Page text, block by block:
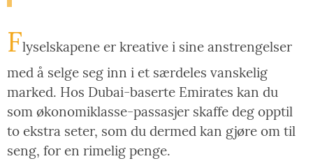
Flyselskapene er kreative i sine anstrengelser
med å selge seg inn i et særdeles vanskelig
marked. Hos Dubai-baserte Emirates kan du
som økonomiklasse-passasjer skaffe deg opptil
to ekstra seter, som du dermed kan gjøre om til
seng, for en rimelig penge.